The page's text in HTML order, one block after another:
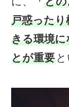
戸惑った
きる環境
とが重要